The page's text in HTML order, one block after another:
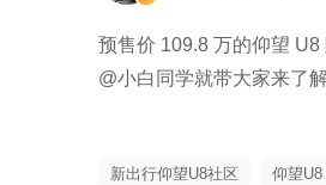
预售价 109.8 万的仰望
@小白同学就带大家来了
新出行仰望U8社区 仰望U8